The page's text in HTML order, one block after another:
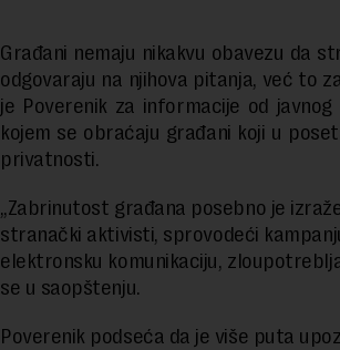
Građani nemaju nikakvu obavezu da
odgovaraju na njihova pitanja, već to
je Poverenik za informacije od
kojem se obraćaju građani koji u
privatnosti.
„Zabrinutost građana posebno je
stranački aktivisti, sprovodeći
elektronsku komunikaciju,
se u saopštenju.
Poverenik podseća da je više puta